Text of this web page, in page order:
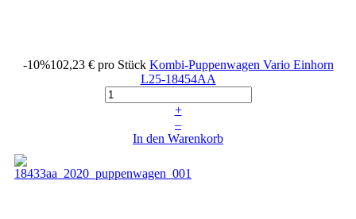
-10%102,23 € pro Stück Kombi-Puppenwagen Vario Einhorn
L25-18454AA
+
–
In den Warenkorb